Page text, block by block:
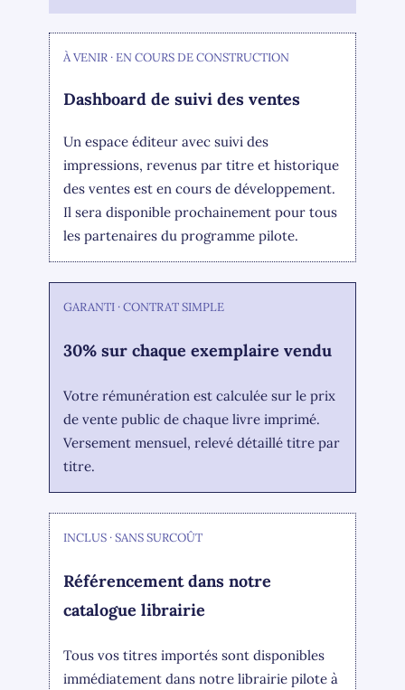
À VENIR · EN COURS DE CONSTRUCTION
Dashboard de suivi des ventes
Un espace éditeur avec suivi des
impressions, revenus par titre et historique
des ventes est en cours de développement.
Il sera disponible prochainement pour tous
les partenaires du programme pilote.
GARANTI · CONTRAT SIMPLE
30% sur chaque exemplaire vendu
Votre rémunération est calculée sur le prix
de vente public de chaque livre imprimé.
Versement mensuel, relevé détaillé titre par
titre.
INCLUS · SANS SURCOÛT
Référencement dans notre
catalogue librairie
Tous vos titres importés sont disponibles
immédiatement dans notre librairie pilote à